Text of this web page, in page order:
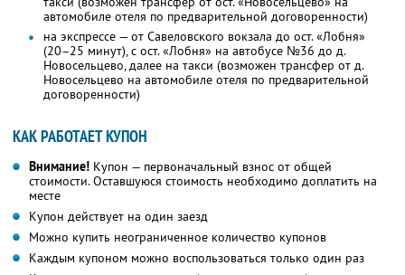
автомобиле отеля по предварительной договоренности)
на экспрессе — от Савеловского вокзала до ост. «Лобня»
(20–25 минут), с ост. «Лобня» на автобусе №36 до д.
Новосельцево, далее на такси (возможен трансфер от д.
Новосельцево на автомобиле отеля по предварительной
договоренности)
КАК РАБОТАЕТ КУПОН
Внимание! Купон — первоначальный взнос от общей
стоимости. Оставшуюся стоимость необходимо доплатить на
месте
Купон действует на один заезд
Можно купить неограниченное количество купонов
Каждым купоном можно воспользоваться только один раз